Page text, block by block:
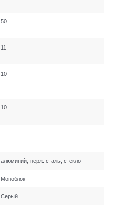
50
11
10
10
алюминий, нерж. сталь, стекло
Моноблок
Серый